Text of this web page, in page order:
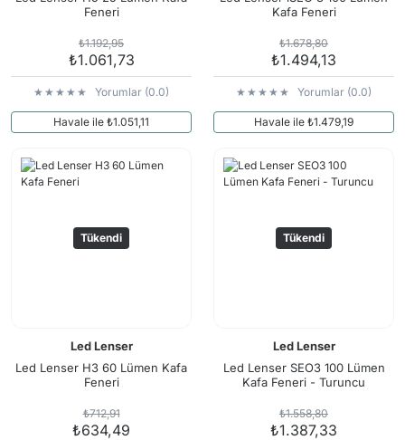
Feneri
₺1.192,95
₺1.061,73
Yorumlar (0.0)
Havale ile ₺1.051,11
Kafa Feneri
₺1.678,80
₺1.494,13
Yorumlar (0.0)
Havale ile ₺1.479,19
Tükendi
Led Lenser
Led Lenser H3 60 Lümen Kafa
Feneri
₺712,91
₺634,49
Tükendi
Led Lenser
Led Lenser SEO3 100 Lümen
Kafa Feneri - Turuncu
₺1.558,80
₺1.387,33